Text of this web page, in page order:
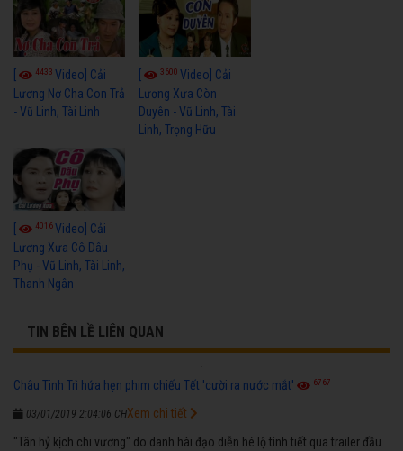
4433 Video] Cải
Lương Nợ Cha Con Trả
- Vũ Linh, Tài Linh
3600Video] Cải
Lương Xưa Còn
Duyên - Vũ Linh, Tài
Linh, Trọng Hữu
[ 4016Video] Cải
Lương Xưa Cô Dâu
Phụ - Vũ Linh, Tài Linh,
Thanh Ngân
TIN BÊN LỀ LIÊN QUAN
Châu Tinh Trì hứa hẹn phim chiếu Tết 'cười ra nước mắt' 6767
03/01/2019 2:04:06 CH
"Tân hỷ kịch chi vương" do danh hài đạo diễn hé lộ tình tiết qua trailer đầu
Xem chi tiết